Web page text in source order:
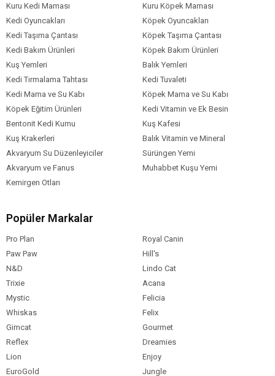
Kuru Kedi Maması
Kuru Köpek Maması
Kedi Oyuncakları
Köpek Oyuncakları
Kedi Taşıma Çantası
Köpek Taşıma Çantası
Kedi Bakım Ürünleri
Köpek Bakım Ürünleri
Kuş Yemleri
Balık Yemleri
Kedi Tırmalama Tahtası
Kedi Tuvaleti
Kedi Mama ve Su Kabı
Köpek Mama ve Su Kabı
Köpek Eğitim Ürünleri
Kedi Vitamin ve Ek Besin
Bentonit Kedi Kumu
Kuş Kafesi
Kuş Krakerleri
Balık Vitamin ve Mineral
Akvaryum Su Düzenleyiciler
Sürüngen Yemi
Akvaryum ve Fanus
Muhabbet Kuşu Yemi
Kemirgen Otları
Popüler Markalar
Pro Plan
Royal Canin
Paw Paw
Hill's
N&D
Lindo Cat
Trixie
Acana
Mystic
Felicia
Whiskas
Felix
Gimcat
Gourmet
Reflex
Dreamies
Lion
Enjoy
EuroGold
Jungle